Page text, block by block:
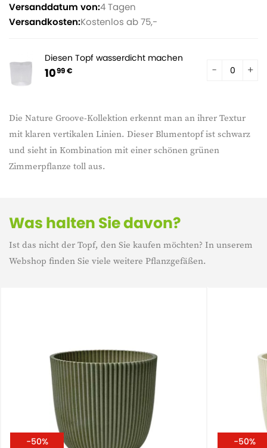
Die Nature Groove-Kollektion erkennt man an ihrer Textur
mit klaren vertikalen Linien. Dieser Blumentopf ist schwarz
und sieht in Kombination mit einer schönen grünen
Zimmerpflanze toll aus.
Versanddatum von:4 Tagen
Versandkosten:Kostenlos ab 75,-
Diesen Topf wasserdicht machen
1099 €
Was halten Sie davon?
Ist das nicht der Topf, den Sie kaufen möchten? In unserem
Webshop finden Sie viele weitere Pflanzgefäßen.
-50% -50%